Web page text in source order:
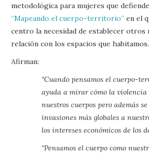
metodológica para mujeres que
“Mapeando el cuerpo-territorio”en el
centro la necesidad de establecer otros
relación con los espacios que habitamos.
Afirman:
“Cuando pensamos el cuerpo-
ayuda a mirar cómo la violencia
nuestros cuerpos pero además
invasiones más globales a
los intereses económicos de los
“Pensamos el cuerpo como